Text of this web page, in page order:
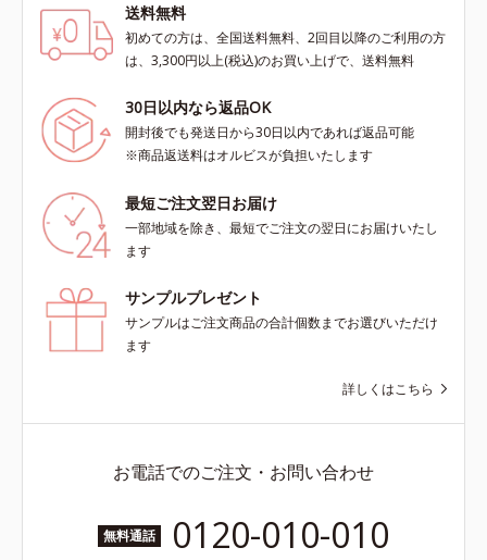
送料無料
初めての方は、全国送料無料、2回目以降のご利用の方
は、3,300円以上(税込)のお買い上げで、送料無料
30日以内なら返品OK
開封後でも発送日から30日以内であれば返品可能
※商品返送料はオルビスが負担いたします
最短ご注文翌日お届け
一部地域を除き、最短でご注文の翌日にお届けいたし
ます
サンプルプレゼント
サンプルはご注文商品の合計個数までお選びいただけ
ます
詳しくはこちら
お電話でのご注文・お問い合わせ
無料通話 0120-010-010